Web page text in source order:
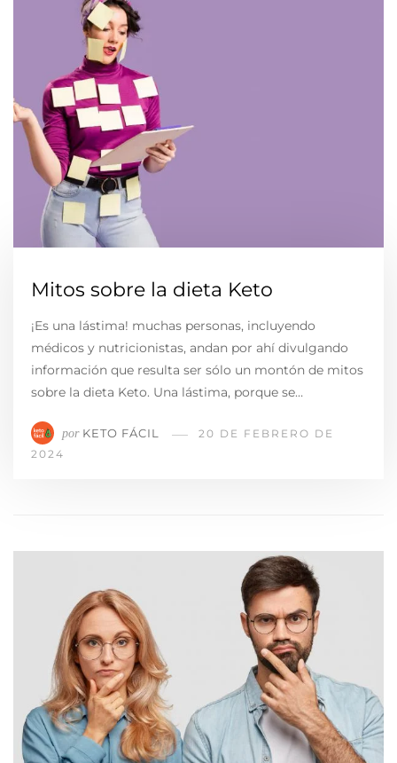
Mitos sobre la dieta Keto
¡Es una lástima! muchas personas, incluyendo
médicos y nutricionistas, andan por ahí divulgando
información que resulta ser sólo un montón de mitos
sobre la dieta Keto. Una lástima, porque se…
por KETO FÁCIL
20 DE FEBRERO DE
2024